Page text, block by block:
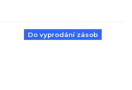
Do vyprodání zásob